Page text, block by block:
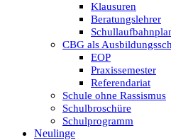
Klausuren
Beratungslehrer
CBG als
EOP
Praxissemester
Referendariat
Schule ohne Rassismus
Schulbroschüre
Schulprogramm
Neulinge